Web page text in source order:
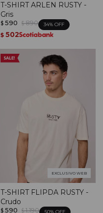
T-SHIRT ARLEN RUSTY -
Gris
$ 590 $ 890 34
$ 502
EXCLUSIVO WEB
T-SHIRT FLIPDA RUSTY -
Crudo
$ 590 $ 1.190